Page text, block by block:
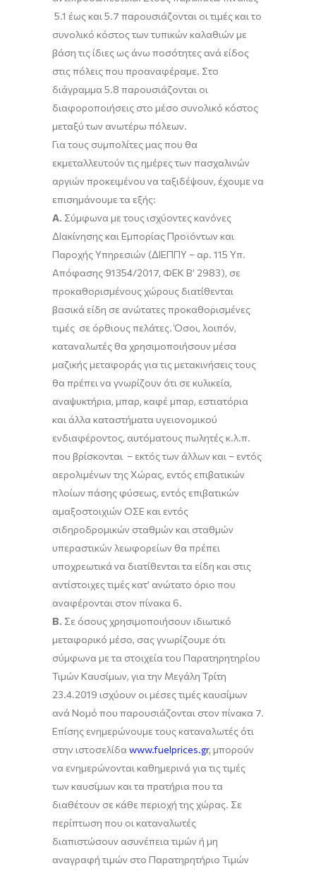
5.1 έως και 5.7 παρουσιάζονται οι τιμές και το
συνολικό κόστος των τυπικών καλαθιών με
βάση τις ίδιες ως άνω ποσότητες ανά είδος
στις πόλεις που προαναφέραμε. Στο
διάγραμμα 5.8 παρουσιάζονται οι
διαφοροποιήσεις στο μέσο συνολικό κόστος
μεταξύ των ανωτέρω πόλεων.
Για τους συμπολίτες μας που θα
εκμεταλλευτούν τις ημέρες των πασχαλινών
αργιών προκειμένου να ταξιδέψουν, έχουμε να
επισημάνουμε τα εξής:
Α. Σύμφωνα με τους ισχύοντες κανόνες
ΔΙακίνησης και Εμπορίας Προϊόντων και
Παροχής Υπηρεσιών (ΔΙΕΠΠΥ – αρ. 115 Υπ.
Απόφασης 91354/2017, ΦΕΚ Β’ 2983), σε
προκαθορισμένους χώρους διατίθενται
βασικά είδη σε ανώτατες προκαθορισμένες
τιμές σε όρθιους πελάτες. Όσοι, λοιπόν,
καταναλωτές θα χρησιμοποιήσουν μέσα
μαζικής μεταφοράς για τις μετακινήσεις τους
θα πρέπει να γνωρίζουν ότι σε κυλικεία,
αναψυκτήρια, μπαρ, καφέ μπαρ, εστιατόρια
και άλλα καταστήματα υγειονομικού
ενδιαφέροντος, αυτόματους πωλητές κ.λ.π.
που βρίσκονται – εκτός των άλλων και – εντός
αερολιμένων της Χώρας, εντός επιβατικών
πλοίων πάσης φύσεως, εντός επιβατικών
αμαξοστοιχιών ΟΣΕ και εντός
σιδηροδρομικών σταθμών και σταθμών
υπεραστικών λεωφορείων θα πρέπει
υποχρεωτικά να διατίθενται τα είδη και στις
αντίστοιχες τιμές κατ’ ανώτατο όριο που
αναφέρονται στον πίνακα 6.
Β. Σε όσους χρησιμοποιήσουν ιδιωτικό
μεταφορικό μέσο, σας γνωρίζουμε ότι
σύμφωνα με τα στοιχεία του Παρατηρητηρίου
Τιμών Καυσίμων, για την Μεγάλη Τρίτη
23.4.2019 ισχύουν οι μέσες τιμές καυσίμων
ανά Νομό που παρουσιάζονται στον πίνακα 7.
Επίσης ενημερώνουμε τους καταναλωτές ότι
στην ιστοσελίδα www.fuelprices.gr, μπορούν
να ενημερώνονται καθημερινά για τις τιμές
των καυσίμων και τα πρατήρια που τα
διαθέτουν σε κάθε περιοχή της χώρας. Σε
περίπτωση που οι καταναλωτές
διαπιστώσουν ασυνέπεια τιμών ή μη
αναγραφή τιμών στο Παρατηρητήριο Τιμών